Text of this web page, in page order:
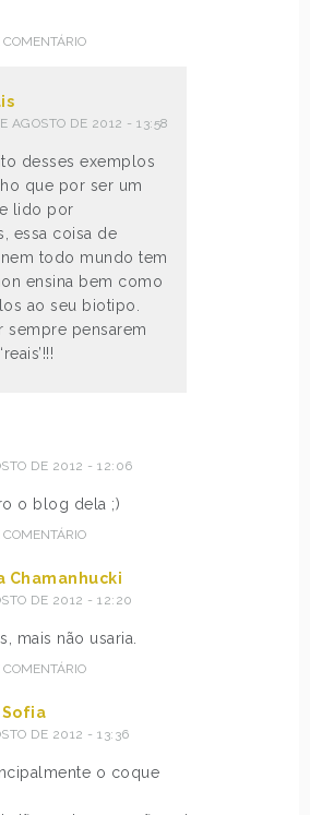
COMENTÁRIO
AGOSTO DE 2012 - 13:58
desses exemplos
que por ser um
lido por
essa coisa de
todo mundo tem
ensina bem como
ao seu biotipo.
sempre pensarem
DE 2012 - 12:06
o blog dela ;)
COMENTÁRIO
Chamanhucki
DE 2012 - 12:20
mais não usaria.
COMENTÁRIO
Sofia
DE 2012 - 13:36
o coque